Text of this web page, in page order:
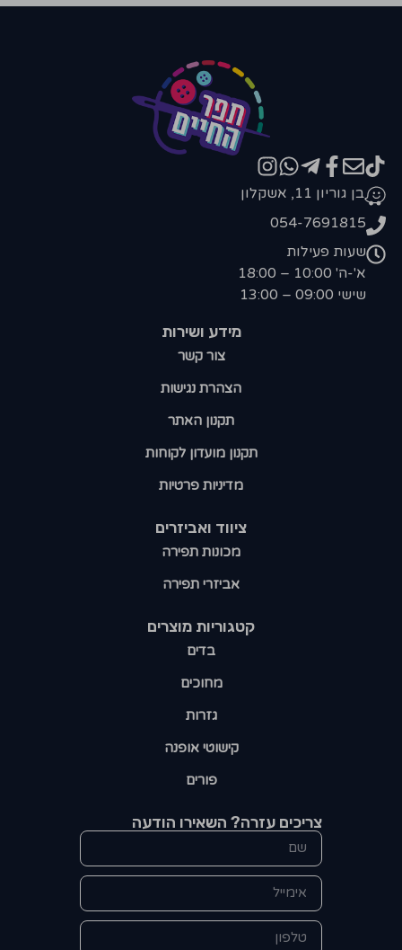
קטגוריות מוצרים​
בדים
מחוכים
גזרות
קישוטי אופנה
פורים
ציווד ואביזרים
מכונות תפירה
אביזרי תפירה
מידע ושירות
צור קשר
הצהרת נגישות
תקנון האתר
תקנון מועדון לקוחות
מדיניות פרטיות
בן גוריון 11, אשקלון
054-7691815
שעות פעילות
א'-ה' 10:00 – 18:00
שישי 09:00 – 13:00
צריכים עזרה? השאירו הודעה